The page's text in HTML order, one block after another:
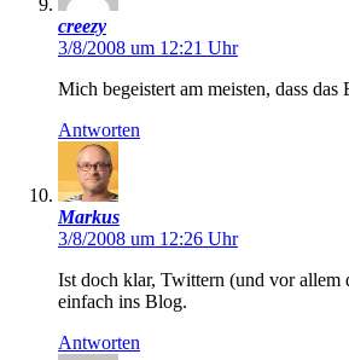
creezy
3/8/2008 um 12:21 Uhr
Mich begeistert am meisten, dass
Antworten
Markus
3/8/2008 um 12:26 Uhr
Ist doch klar, Twittern (und vor allem
einfach ins Blog.
Antworten